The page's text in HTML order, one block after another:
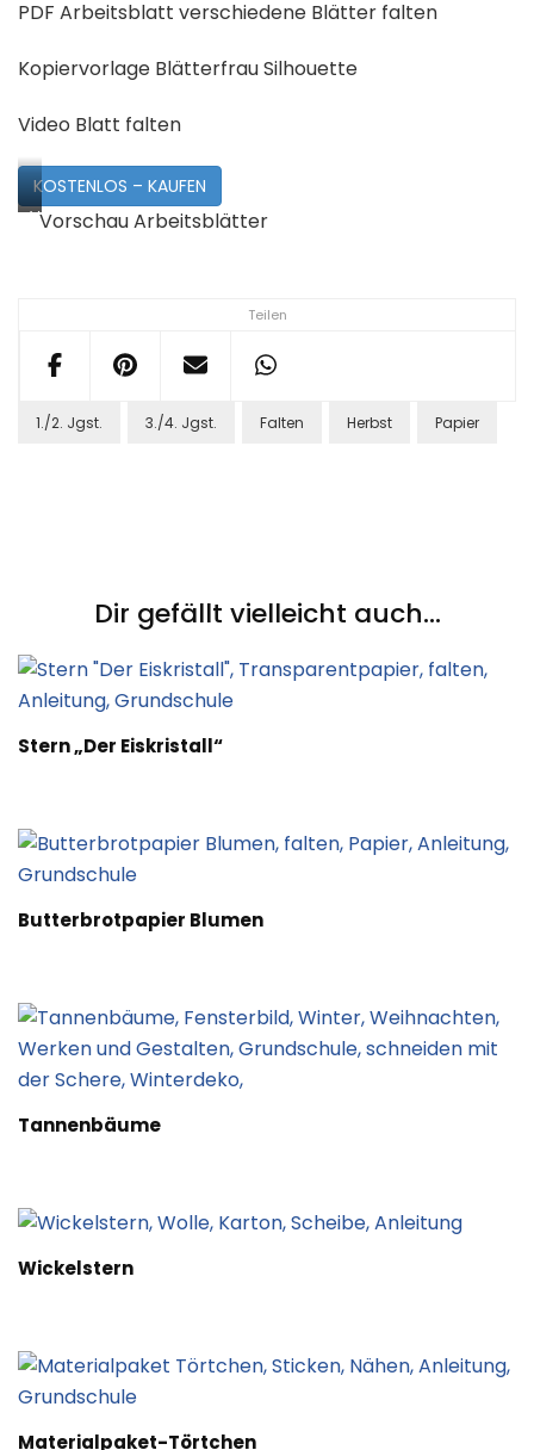
Teilen
PDF Arbeitsblatt verschiedene Blätter falten
Kopiervorlage Blätterfrau Silhouette
Video Blatt falten
KOSTENLOS – KAUFEN
Vorschau
Vorschau Arbeitsblätter
1./2. Jgst. 3./4. Jgst. Falten Herbst Papier
Dir gefällt vielleicht auch...
Stern „Der Eiskristall“
Butterbrotpapier Blumen
Tannenbäume
Wickelstern
Materialpaket-Törtchen